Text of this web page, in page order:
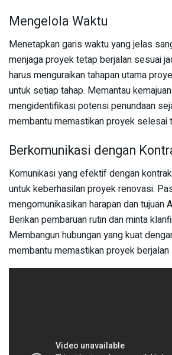
Mengelola Waktu
Menetapkan garis waktu yang jelas
menjaga proyek tetap berjalan sesuai
harus menguraikan tahapan utama
untuk setiap tahap. Memantau
mengidentifikasi potensi penundaan
membantu memastikan proyek selesai
Berkomunikasi dengan
Komunikasi yang efektif dengan
untuk keberhasilan proyek renovasi.
mengomunikasikan harapan dan tujuan
Berikan pembaruan rutin dan minta
Membangun hubungan yang kuat
membantu memastikan proyek berjalan